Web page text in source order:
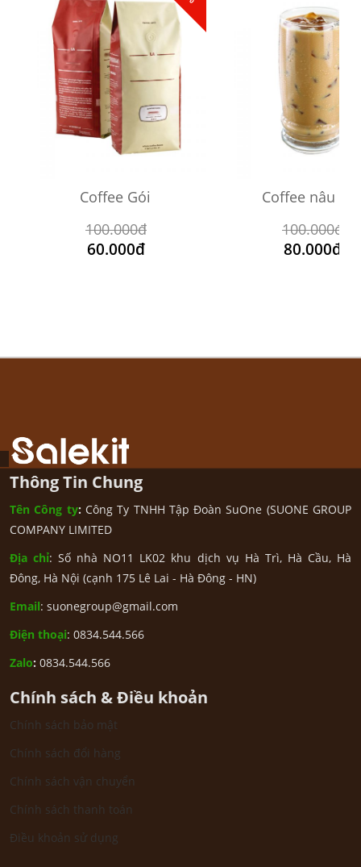
Coffee Gói
60.000đ
100.000đ
Coffee nâu
80.000đ
100.000đ
Thông Tin Chung
Tên Công ty: Công Ty TNHH Tập Đoàn SuOne (SUONE GROUP
COMPANY LIMITED
Địa chỉ: Số nhà NO11 LK02 khu dịch vụ Hà Trì, Hà Cầu, Hà
Đông, Hà Nội (cạnh 175 Lê Lai - Hà Đông - HN)
Email: suonegroup@gmail.com
Điện thoại: 0834.544.566
Zalo: 0834.544.566
Chính sách & Điều khoản
Chính sách bảo mật
Chính sách đổi hàng
Chính sách vận chuyển
Chính sách thanh toán
Điều khoản sử dụng